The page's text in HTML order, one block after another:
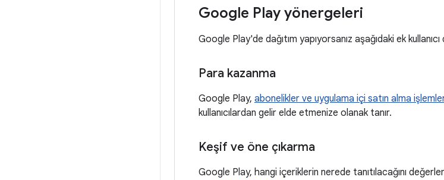
Google Play yönergeleri
Google Play'de dağıtım yapıyorsanız aşağıdaki ek
Para kazanma
Google Play, abonelikler ve uygulama içi satın alma
kullanıcılardan gelir elde etmenize olanak tanır.
Keşif ve öne çıkarma
Google Play, hangi içeriklerin nerede tanıtılacağını